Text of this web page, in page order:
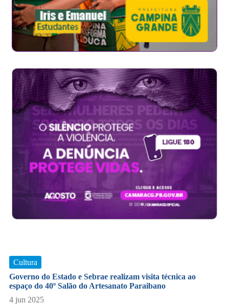
Cultura
Governo do Estado e Sebrae realizam visita técnica ao
espaço do 40º Salão do Artesanato Paraibano
4 jun 2025